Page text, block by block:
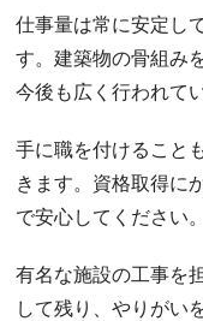
仕事量は常に安定し
す。建築物の骨組み
今後も広く行われて
手に職を付けること
きます。資格取得に
で安心してください。
有名な施設の工事を
して残り、やりがい